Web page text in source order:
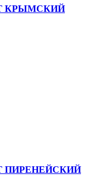
КРЫМСКИЙ
ПИРЕНЕЙСКИЙ